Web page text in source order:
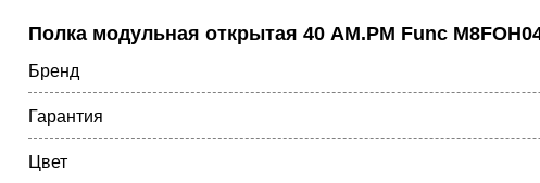
Полка модульная открытая 40 AM.PM Func
Бренд
Гарантия
Цвет